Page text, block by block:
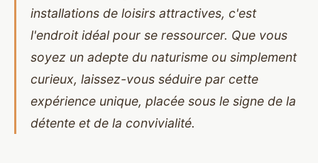
installations de loisirs attractives, c'est
l'endroit idéal pour se ressourcer. Que vous
soyez un adepte du naturisme ou simplement
curieux, laissez-vous séduire par cette
expérience unique, placée sous le signe de la
détente et de la convivialité.